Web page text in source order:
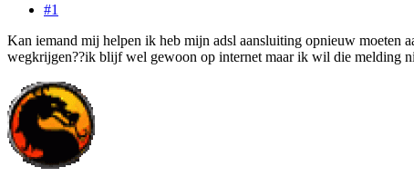
#1
Kan iemand mij helpen ik heb mijn adsl aansluiting opnieuw moeten
wegkrijgen??ik blijf wel gewoon op internet maar ik wil die melding